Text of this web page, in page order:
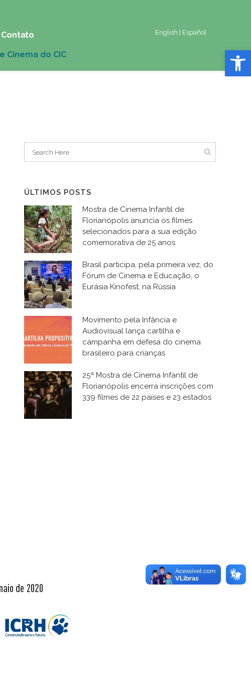
Abrir
English Español
Contato
ÚLTIMOS POSTS
Mostra de Cinema Infantil de
Florianópolis anuncia os filmes
selecionados para a sua edição
comemorativa de 25 anos
Brasil participa, pela primeira vez, do
Fórum de Cinema e Educação, o
Eurásia Kinofest, na Rússia
Movimento pela Infância e
Audiovisual lança cartilha e
campanha em defesa do cinema
brasileiro para crianças
25ª Mostra de Cinema Infantil de
Florianópolis encerra inscrições com
339 filmes de 22 países e 23 estados